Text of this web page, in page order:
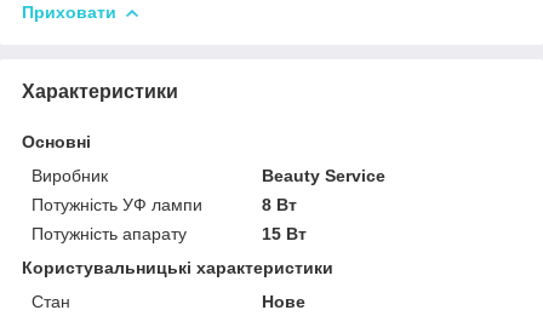
Приховати
Характеристики
Основні
Виробник
Beauty Service
Потужність УФ лампи
8 Вт
Потужність апарату
15 Вт
Користувальницькі характеристики
Стан
Нове